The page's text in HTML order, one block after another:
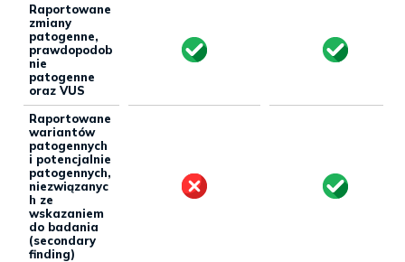
Raportowane
zmiany
patogenne,
prawdopodob
nie
patogenne
oraz VUS
Raportowane
wariantów
patogennych
i potencjalnie
patogennych,
niezwiązanyc
h ze
wskazaniem
do badania
(secondary
finding)